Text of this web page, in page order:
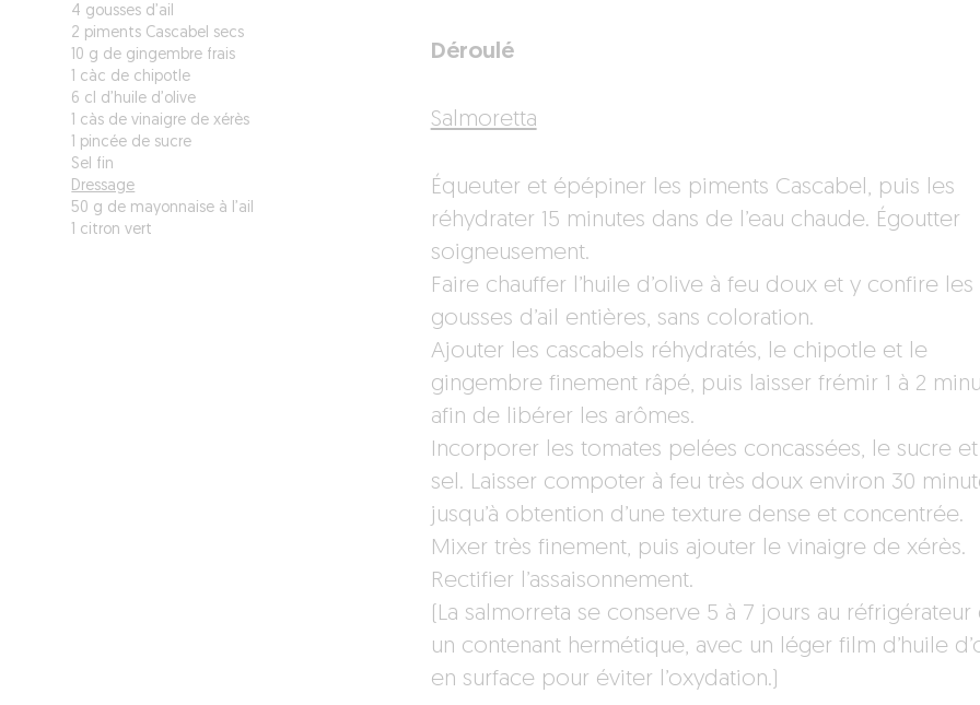
4 gousses d’ail
2 piments Cascabel secs
10 g de gingembre frais
1 càc de chipotle
6 cl d’huile d’olive
1 càs de vinaigre de xérès
1 pincée de sucre
Sel fin
Dressage
50 g de mayonnaise à l’ail
1 citron vert
Déroulé
Salmoretta
Équeuter et épépiner les piments Cascabel, puis les
réhydrater 15 minutes dans de l’eau chaude. Égoutter
soigneusement.
Faire chauffer l’huile d’olive à feu doux et y confire les
gousses d’ail entières, sans coloration.
Ajouter les cascabels réhydratés, le chipotle et le
gingembre finement râpé, puis laisser frémir 1 à 2
afin de libérer les arômes.
Incorporer les tomates pelées concassées, le sucre
sel. Laisser compoter à feu très doux environ 30
jusqu’à obtention d’une texture dense et concentrée.
Mixer très finement, puis ajouter le vinaigre de xérès.
Rectifier l’assaisonnement.
(La salmorreta se conserve 5 à 7 jours au réfrigérateur
un contenant hermétique, avec un léger film d’huile
en surface pour éviter l’oxydation.)